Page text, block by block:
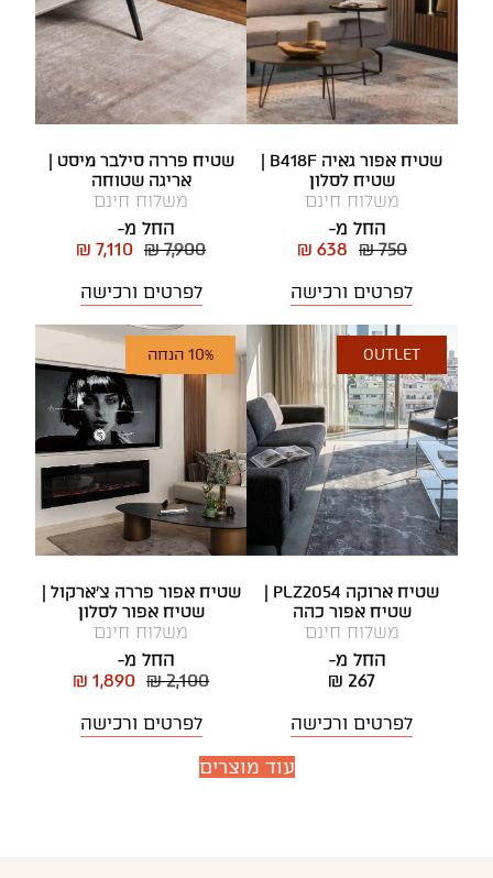
שטיח לסלון
משלוח חינם
החל מ-
₪ 750
₪ 638
לפרטים ורכישה
שטיח פררה סילבר מיסט |
אריגה שטוחה
משלוח חינם
החל מ-
₪ 7,900
₪ 7,110
לפרטים ורכישה
OUTLET
שטיח אפור כהה
משלוח חינם
החל מ-
₪ 267
לפרטים ורכישה
10% הנחה
שטיח אפור פררה צ'ארקול |
שטיח אפור לסלון
משלוח חינם
החל מ-
₪ 2,100
₪ 1,890
לפרטים ורכישה
עוד מוצרים